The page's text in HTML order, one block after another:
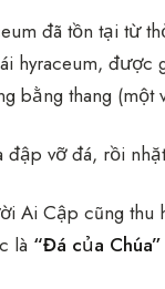
đã tồn tại từ
hyraceum,
bằng thang (một
vỡ đá, rồi
Ai Cập cũng
là “Đá của Chúa”